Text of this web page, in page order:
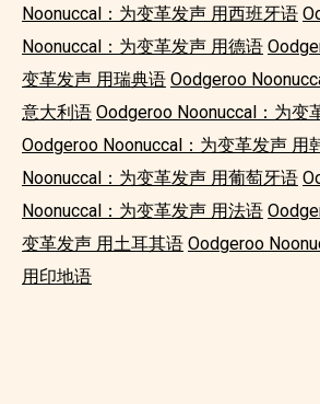
Noonuccal：为变革发声 用西班牙语
Noonuccal：为变革发声 用德语
变革发声 用瑞典语 Oodgeroo
意大利语 Oodgeroo Noonuccal：为变
Oodgeroo Noonuccal：为变革发声 用
Noonuccal：为变革发声 用葡萄牙语
Noonuccal：为变革发声 用法语
变革发声 用土耳其语 Oodgeroo
用印地语